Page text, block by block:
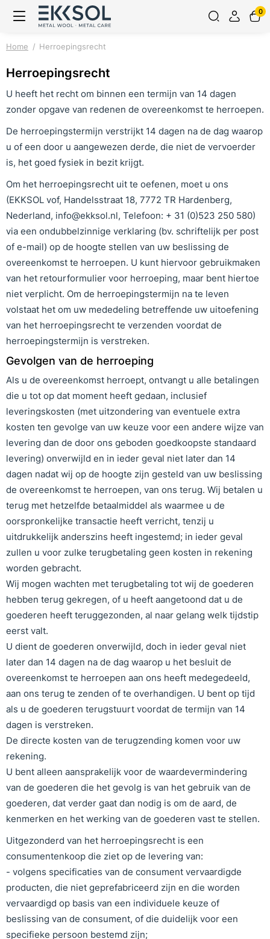
0
Home Herroepingsrecht
Herroepingsrecht
U heeft het recht om binnen een termijn van 14 dagen
zonder opgave van redenen de overeenkomst te herroepen.
De herroepingstermijn verstrijkt 14 dagen na de dag waarop
u of een door u aangewezen derde, die niet de vervoerder
is, het goed fysiek in bezit krijgt.
Om het herroepingsrecht uit te oefenen, moet u ons
(EKKSOL vof, Handelsstraat 18, 7772 TR Hardenberg,
Nederland, info@ekksol.nl, Telefoon: + 31 (0)523 250 580)
via een ondubbelzinnige verklaring (bv. schriftelijk per post
of e-mail) op de hoogte stellen van uw beslissing de
overeenkomst te herroepen. U kunt hiervoor gebruikmaken
van het retourformulier voor herroeping, maar bent hiertoe
niet verplicht. Om de herroepingstermijn na te leven
volstaat het om uw mededeling betreffende uw uitoefening
van het herroepingsrecht te verzenden voordat de
herroepingstermijn is verstreken.
Gevolgen van de herroeping
Als u de overeenkomst herroept, ontvangt u alle betalingen
die u tot op dat moment heeft gedaan, inclusief
leveringskosten (met uitzondering van eventuele extra
kosten ten gevolge van uw keuze voor een andere wijze van
levering dan de door ons geboden goedkoopste standaard
levering) onverwijld en in ieder geval niet later dan 14
dagen nadat wij op de hoogte zijn gesteld van uw beslissing
de overeenkomst te herroepen, van ons terug. Wij betalen u
terug met hetzelfde betaalmiddel als waarmee u de
oorspronkelijke transactie heeft verricht, tenzij u
uitdrukkelijk anderszins heeft ingestemd; in ieder geval
zullen u voor zulke terugbetaling geen kosten in rekening
worden gebracht.
Wij mogen wachten met terugbetaling tot wij de goederen
hebben terug gekregen, of u heeft aangetoond dat u de
goederen heeft teruggezonden, al naar gelang welk tijdstip
eerst valt.
U dient de goederen onverwijld, doch in ieder geval niet
later dan 14 dagen na de dag waarop u het besluit de
overeenkomst te herroepen aan ons heeft medegedeeld,
aan ons terug te zenden of te overhandigen. U bent op tijd
als u de goederen terugstuurt voordat de termijn van 14
dagen is verstreken.
De directe kosten van de terugzending komen voor uw
rekening.
U bent alleen aansprakelijk voor de waardevermindering
van de goederen die het gevolg is van het gebruik van de
goederen, dat verder gaat dan nodig is om de aard, de
kenmerken en het werking van de goederen vast te stellen.
Uitgezonderd van het herroepingsrecht is een
consumentenkoop die ziet op de levering van:
- volgens specificaties van de consument vervaardigde
producten, die niet geprefabriceerd zijn en die worden
vervaardigd op basis van een individuele keuze of
beslissing van de consument, of die duidelijk voor een
specifieke persoon bestemd zijn;